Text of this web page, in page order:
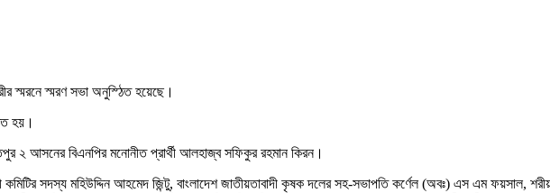
স্মরনে স্মরণ সভা অনুস্ঠিত হয়েছে।
হয়।
২ আসনের বিএনপির মনোনীত প্রার্থী আলহাজ্ব সফিকুর রহমান কিরন।
কমিটির সদস্য মহিউদ্দিন আহমেদ জিন্টু, বাংলাদেশ জাতীয়তাবাদী কৃষক দলের সহ-সভাপতি কর্ণেল (অবঃ) এস এম ফয়সাল,